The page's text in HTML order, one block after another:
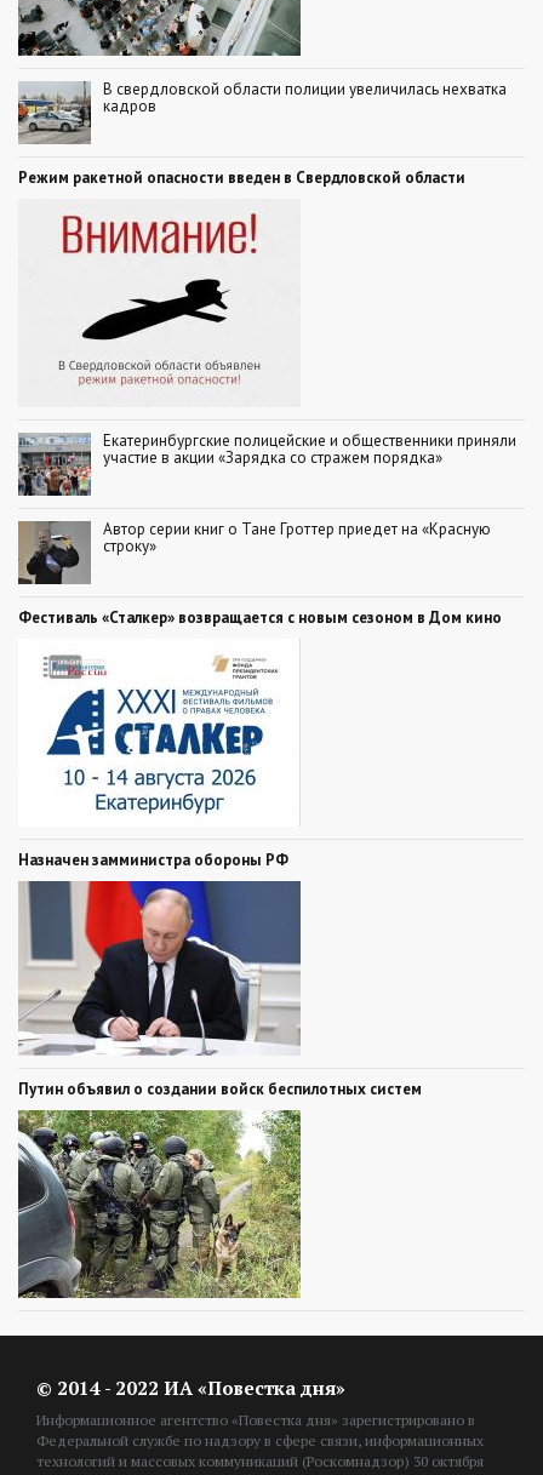
В свердловской области полиции увеличилась нехватка
кадров
Режим ракетной опасности введен в Свердловской области
Екатеринбургские полицейские и общественники приняли
участие в акции «Зарядка со стражем порядка»
Автор серии книг о Тане Гроттер приедет на «Красную
строку»
Фестиваль «Сталкер» возвращается с новым сезоном в Дом кино
Назначен замминистра обороны РФ
Путин объявил о создании войск беспилотных систем
© 2014 - 2022 ИА «Повестка дня»
Информационное агентство «Повестка дня» зарегистрировано в
Федеральной службе по надзору в сфере связи, информационных
технологий и массовых коммуникаций (Роскомнадзор) 30 октября